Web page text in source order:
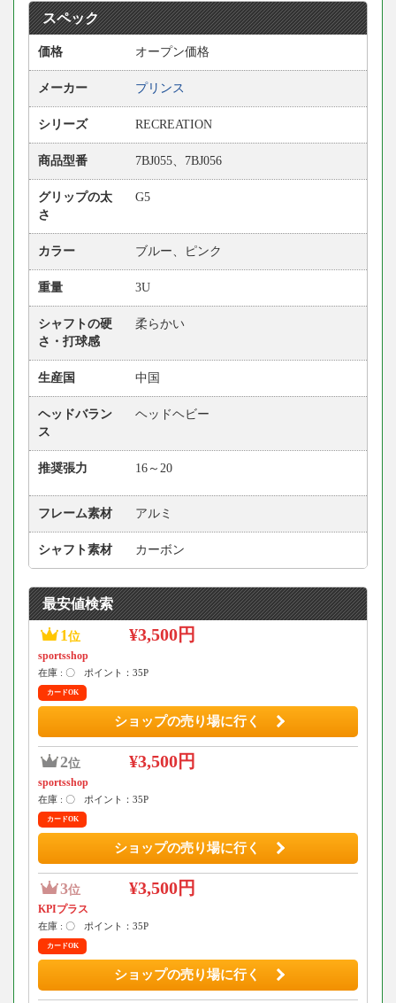
スペック
価格 オープン価格
メーカー プリンス
シリーズ RECREATION
商品型番 7BJ055、7BJ056
グリップの太
さ
G5
カラー ブルー、ピンク
重量 3U
シャフトの硬
さ・打球感
柔らかい
生産国 中国
ヘッドバラン
ス
ヘッドヘビー
推奨張力 16～20
フレーム素材 アルミ
シャフト素材 カーボン
最安値検索
1 位 ¥3,500円
sportsshop
在庫 : 〇 ポイント：35P
カードOK
ショップの売り場に行く
2位 ¥3,500円
sportsshop
在庫 : 〇 ポイント：35P
カードOK
ショップの売り場に行く
3位 ¥3,500円
KPIプラス
在庫 : 〇 ポイント：35P
カードOK
ショップの売り場に行く